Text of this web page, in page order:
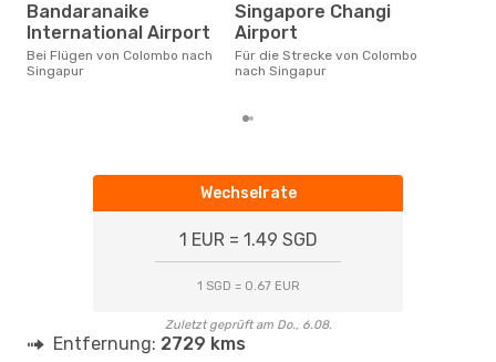
Bandaranaike
International Airport
Bei Flügen von Colombo nach
Singapur
Singapore Changi
Airport
Für die Strecke von Colombo
nach Singapur
Wechselrate
1 EUR = 1.49 SGD
1 SGD = 0.67 EUR
Zuletzt geprüft am Do., 6.08.
Entfernung: 2729 kms